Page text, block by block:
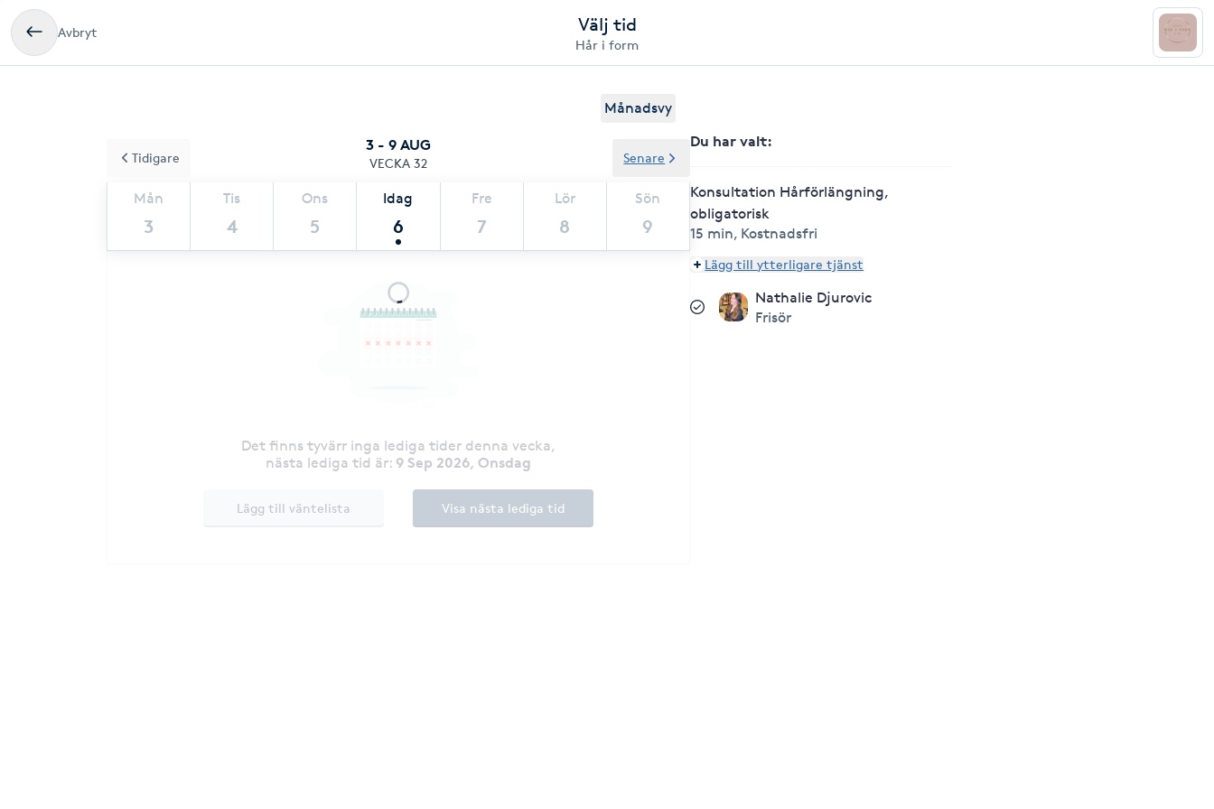
Avbryt Välj tid
Hår i form
Månadsvy
3 - 9 AUG
VECKA 32
Mån
3
Tis
4
Ons
5
Idag
6
Fre
7
Lör
8
Sön
9
Tidigare Senare
Det finns tyvärr inga lediga tider denna vecka,
nästa lediga tid är: 9 Sep 2026, Onsdag
Lägg till väntelista Visa nästa lediga tid
Du har valt:
Konsultation Hårförlängning,
obligatorisk
15 min, Kostnadsfri
Lägg till ytterligare tjänst
Nathalie Djurovic
Frisör